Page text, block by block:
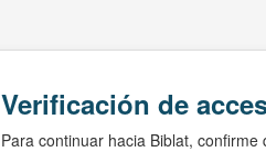
Verificación de
Para continuar hacia Biblat,